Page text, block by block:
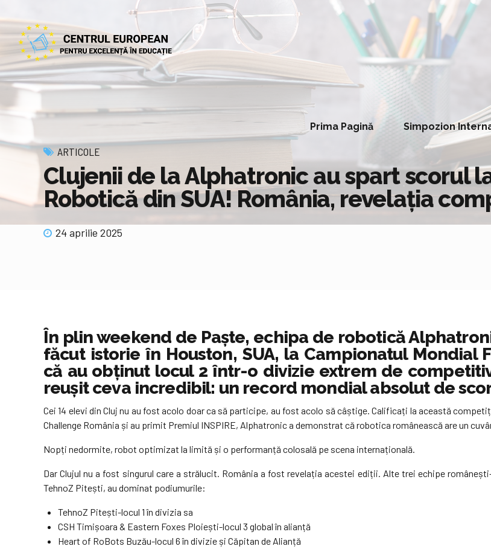
Prima Pagină Simpozion
ARTICOLE
Clujenii de la Alphatronic au spart scorul
Robotică din SUA! România, revelația
24 aprilie 2025
În plin weekend de Paște, echipa de robotică
făcut istorie în Houston, SUA, la Campionatul Mondial
că au obținut locul 2 într-o divizie extrem de
reușit ceva incredibil: un record mondial absolut de
Cei 14 elevi din Cluj nu au fost acolo doar ca să participe, au fost acolo să câștige. Calificați la această
Challenge România și au primit Premiul INSPIRE, Alphatronic a demonstrat că robotica românească are un
Nopți nedormite, robot optimizat la limită și o performanță colosală pe scena internațională.
Dar Clujul nu a fost singurul care a strălucit. România a fost revelația acestei ediții. Alte trei echipe
TehnoZ Pitești, au dominat podiumurile:
TehnoZ Pitești-locul 1 în divizia sa
CSH Timișoara & Eastern Foxes Ploiești-locul 3 global în alianță
Heart of RoBots Buzău-locul 6 în divizie și Căpitan de Alianță